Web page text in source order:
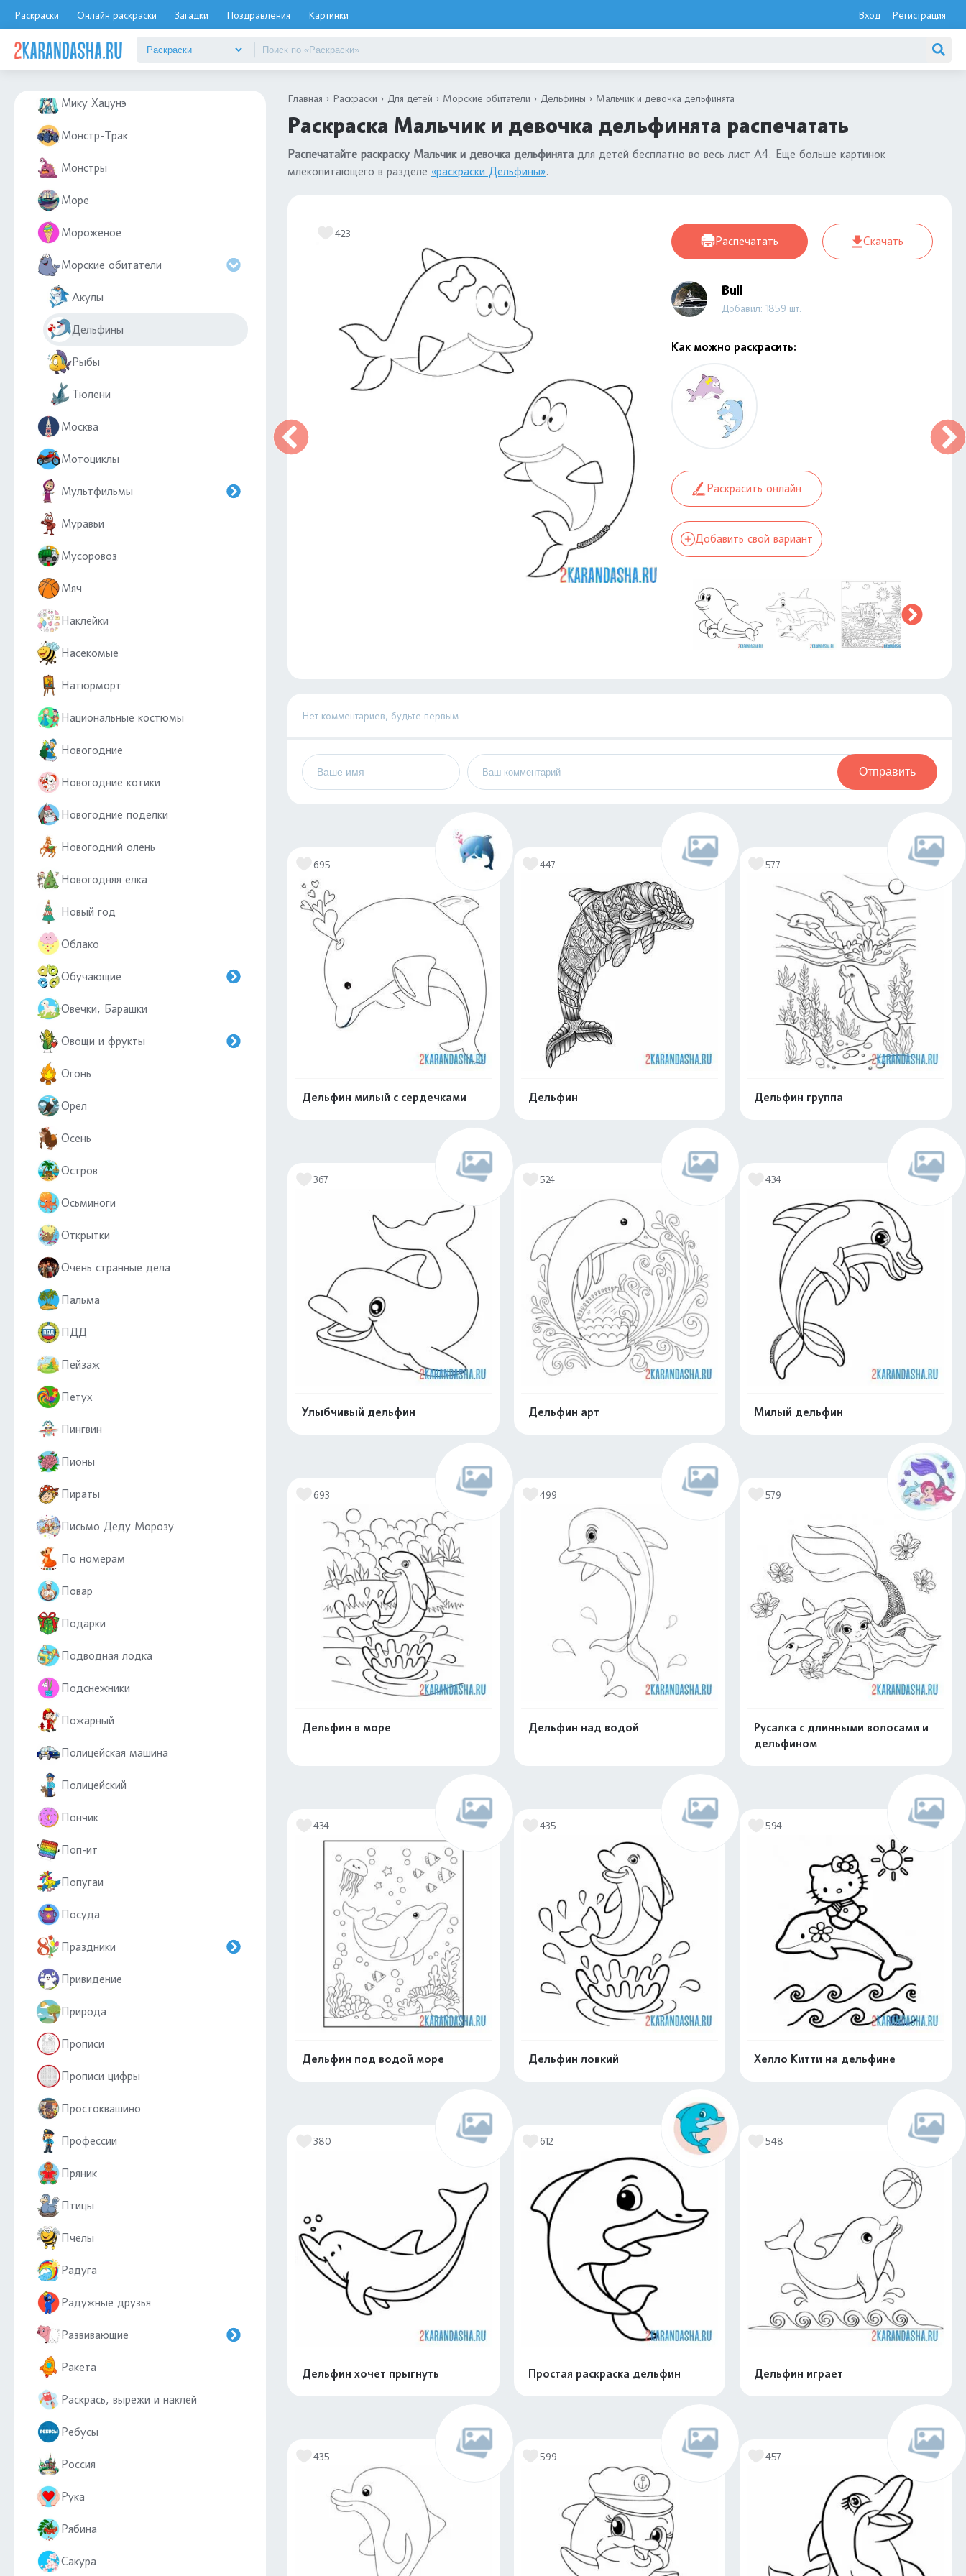
Раскраски Онлайн раскраски Загадки Поздравления Картинки Вход Регистрация
Метро
Мику Хацунэ
Монстр-Трак
Монстры
Море
Мороженое
Морские обитатели
Акулы
Дельфины
Рыбы
Тюлени
Москва
Мотоциклы
Мультфильмы
Муравьи
Мусоровоз
Мяч
Наклейки
Насекомые
Натюрморт
Национальные костюмы
Новогодние
Новогодние котики
Новогодние поделки
Новогодний олень
Новогодняя елка
Новый год
Облако
Обучающие
Овечки, Барашки
Овощи и фрукты
Огонь
Орел
Осень
Остров
Осьминоги
Открытки
Очень странные дела
Пальма
ПДД
Пейзаж
Петух
Пингвин
Пионы
Пираты
Письмо Деду Морозу
По номерам
Повар
Подарки
Подводная лодка
Подснежники
Пожарный
Полицейская машина
Полицейский
Пончик
Поп-ит
Попугаи
Посуда
Праздники
Привидение
Природа
Прописи
Прописи цифры
Простоквашино
Профессии
Пряник
Птицы
Пчелы
Радуга
Радужные друзья
Развивающие
Ракета
Раскрась, вырежи и наклей
Ребусы
Россия
Рука
Рябина
Сакура
Главная Раскраски Для детей Морские обитатели Дельфины Мальчик и девочка дельфинята
Раскраска Мальчик и девочка дельфинята распечатать
Распечатайте раскраску Мальчик и девочка дельфинята для детей бесплатно во весь лист А4. Еще больше картинок
млекопитающего в разделе «раскраски Дельфины».
423
Распечатать Скачать
Bull
Добавил: 1859 шт.
Как можно раскрасить:
Раскрасить онлайн
Добавить свой вариант
Нет комментариев, будьте первым
Отправить
695
Дельфин милый с сердечками
447
Дельфин
577
Дельфин группа
367
Улыбчивый дельфин
524
Дельфин арт
434
Милый дельфин
Распечатать и скачать
693
Дельфин в море
499
Дельфин над водой
579
Русалка с длинными волосами и
дельфином
434
Дельфин под водой море
435
Дельфин ловкий
594
Хелло Китти на дельфине
380
Дельфин хочет прыгнуть
612
Простая раскраска дельфин
548
Дельфин играет
435 599 457